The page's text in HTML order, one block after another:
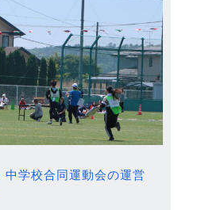
中学校合同運動会の運営